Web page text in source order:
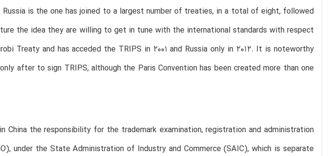
is the one has joined to a largest number of treaties, in a total of eight, followed
the idea they are willing to get in tune with the international standards with respect
Treaty and has acceded the TRIPS in 2001 and Russia only in 2012. It is noteworthy
after to sign TRIPS, although the Paris Convention has been created more than one
China the responsibility for the trademark examination, registration and administration
under the State Administration of Industry and Commerce (SAIC), which is separate